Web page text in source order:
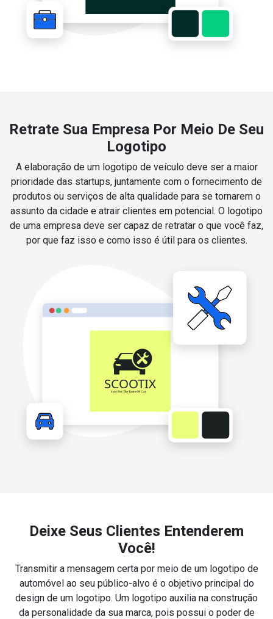
Retrate Sua Empresa Por Meio De Seu
Logotipo
A elaboração de um logotipo de veículo deve ser a maior
prioridade das startups, juntamente com o fornecimento de
produtos ou serviços de alta qualidade para se tornarem o
assunto da cidade e atrair clientes em potencial. O logotipo
de uma empresa deve ser capaz de retratar o que você faz,
por que faz isso e como isso é útil para os clientes.
Deixe Seus Clientes Entenderem
Você!
Transmitir a mensagem certa por meio de um logotipo de
automóvel ao seu público-alvo é o objetivo principal do
design de um logotipo. Um logotipo auxilia na construção
da personalidade da sua marca, pois possui o poder de